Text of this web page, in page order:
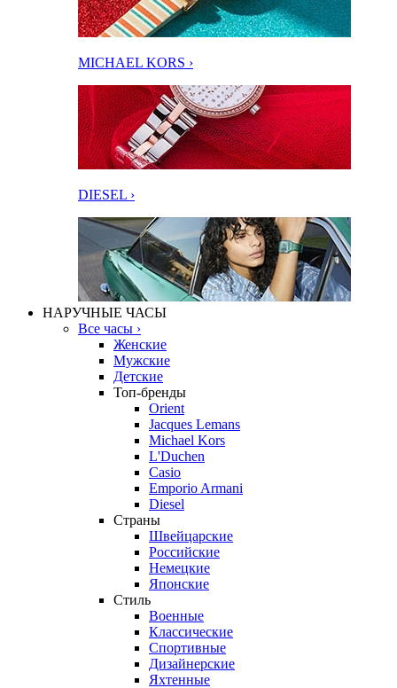
MICHAEL KORS ›
DIESEL ›
НАРУЧНЫЕ ЧАСЫ
Все часы ›
Женские
Мужские
Детские
Топ-бренды
Orient
Jacques Lemans
Michael Kors
L'Duchen
Casio
Emporio Armani
Diesel
Страны
Швейцарские
Российские
Немецкие
Японские
Стиль
Военные
Классические
Спортивные
Дизайнерские
Яхтенные